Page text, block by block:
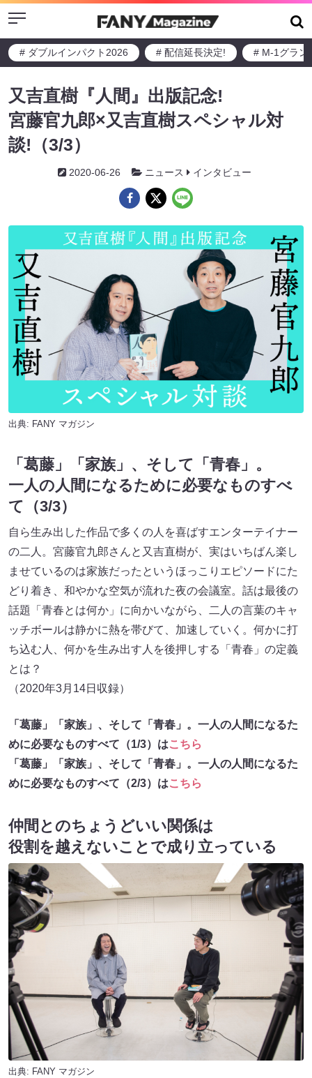
Menu
# ダブルインパクト2026 # 配信延長決定! # M-1グラン
又吉直樹『人間』出版記念!
宮藤官九郎×又吉直樹スペシャル対
談!（3/3）
2020-06-26 ニュース インタビュー
出典: FANY マガジン
「葛藤」「家族」、そして「青春」。
一人の人間になるために必要なものすべ
て（3/3）
自ら生み出した作品で多くの人を喜ばすエンターテイナー
の二人。宮藤官九郎さんと又吉直樹が、実はいちばん楽し
ませているのは家族だったというほっこりエピソードにた
どり着き、和やかな空気が流れた夜の会議室。話は最後の
話題「青春とは何か」に向かいながら、二人の言葉のキャ
ッチボールは静かに熱を帯びて、加速していく。何かに打
ち込む人、何かを生み出す人を後押しする「青春」の定義
とは？
（2020年3月14日収録）
「葛藤」「家族」、そして「青春」。一人の人間になるた
めに必要なものすべて（1/3）はこちら
「葛藤」「家族」、そして「青春」。一人の人間になるた
めに必要なものすべて（2/3）はこちら
仲間とのちょうどいい関係は
役割を越えないことで成り立っている
出典: FANY マガジン